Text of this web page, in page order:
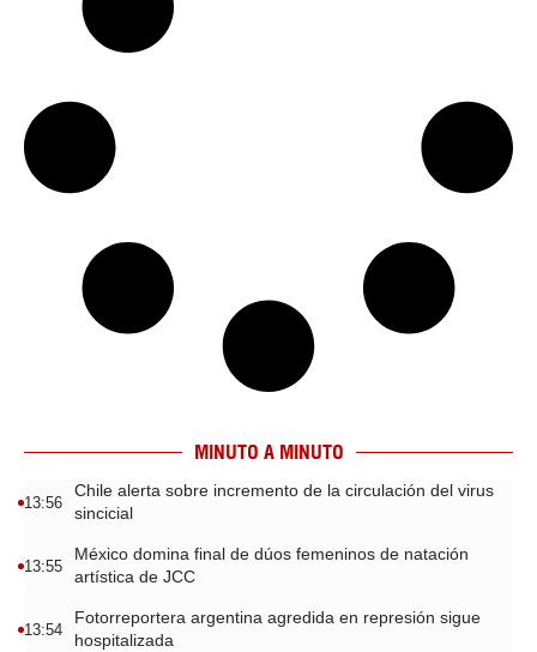
MINUTO A MINUTO
13:56
Chile alerta sobre incremento de la circulación del virus
sincicial
13:55
México domina final de dúos femeninos de natación
artística de JCC
13:54
Fotorreportera argentina agredida en represión sigue
hospitalizada